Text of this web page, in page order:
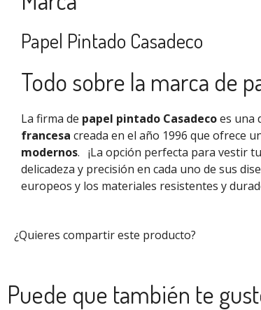
Papel Pintado Casadeco
Todo sobre la marca de
La firma de papel pintado Casadecoes una
francesa creada en el año 1996 que ofrece
modernos. ¡La opción perfecta para vestir
delicadeza y precisión en cada uno de sus
europeos y los materiales resistentes y
¿Quieres compartir este producto?
Puede que también te